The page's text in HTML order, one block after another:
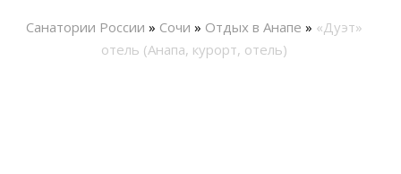
Санатории России » Сочи » Отдых в Анапе » «Дуэт»
отель (Анапа, курорт, отель)